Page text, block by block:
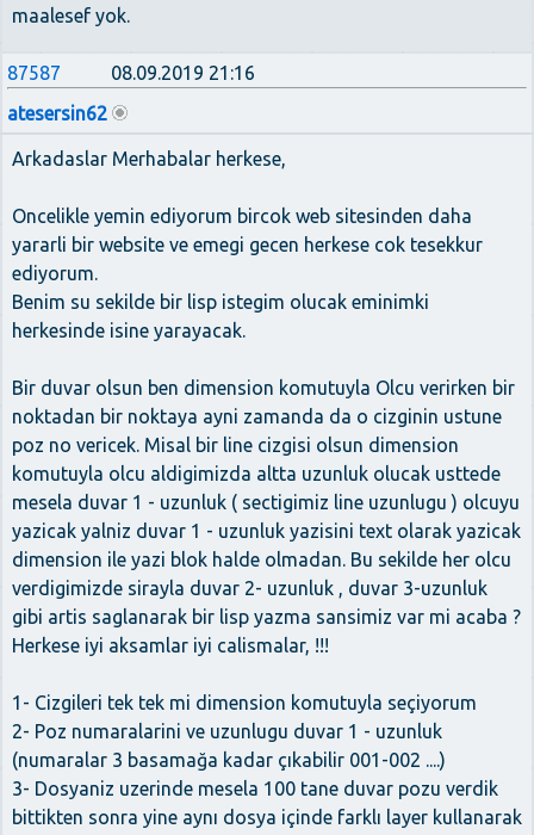
maalesef yok.
87587
08.09.2019 21:16
atesersin62
Arkadaslar Merhabalar herkese,
Oncelikle yemin ediyorum bircok web sitesinden daha
yararli bir website ve emegi gecen herkese cok tesekkur
ediyorum.
Benim su sekilde bir lisp istegim olucak eminimki
herkesinde isine yarayacak.
Bir duvar olsun ben dimension komutuyla Olcu verirken bir
noktadan bir noktaya ayni zamanda da o cizginin ustune
poz no vericek. Misal bir line cizgisi olsun dimension
komutuyla olcu aldigimizda altta uzunluk olucak usttede
mesela duvar 1 - uzunluk ( sectigimiz line uzunlugu ) olcuyu
yazicak yalniz duvar 1 - uzunluk yazisini text olarak yazicak
dimension ile yazi blok halde olmadan. Bu sekilde her olcu
verdigimizde sirayla duvar 2- uzunluk , duvar 3-uzunluk
gibi artis saglanarak bir lisp yazma sansimiz var mi acaba ?
Herkese iyi aksamlar iyi calismalar, !!!
1- Cizgileri tek tek mi dimension komutuyla seçiyorum
2- Poz numaralarini ve uzunlugu duvar 1 - uzunluk
(numaralar 3 basamağa kadar çıkabilir 001-002 ....)
3- Dosyaniz uzerinde mesela 100 tane duvar pozu verdik
bittikten sonra yine aynı dosya içinde farklı layer kullanarak